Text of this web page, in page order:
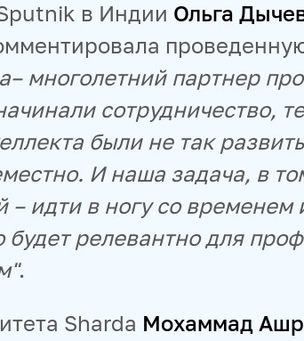
в Индии Ольга
многолетний партнер
сотрудничество,
были не так
И наша задача, в
– идти в ногу со временем
будет релевантно для
.
Sharda Мохаммад